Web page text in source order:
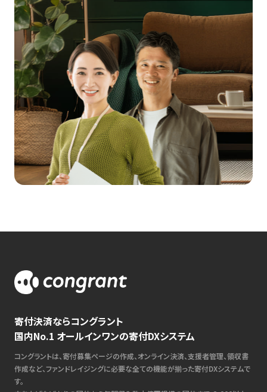
寄付決済ならコングラント
国内No.1 オールインワンの寄付DXシステム
コングラントは、寄付募集ページの作成、オンライン決済、支援者管理、領収書
作成など、ファンドレイジングに必要な全ての機能が揃った寄付DXシステムで
す。